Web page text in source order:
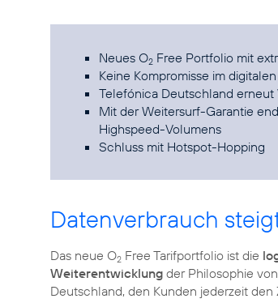
Neues O2 Free Portfolio mit
Keine Kompromisse im
Telefónica Deutschland erneut
Mit der Weitersurf-Garantie
Highspeed-Volumens
Schluss mit Hotspot-Hopping
Datenverbrauch
Das neue O2 Free Tarifportfolio ist die
Weiterentwicklung der Philosophie
Deutschland, den Kunden jederzeit den